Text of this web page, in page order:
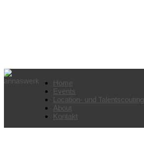
Home
Events
Location- und Talentscouting
About
Kontakt
Vorstands-Event Verlag